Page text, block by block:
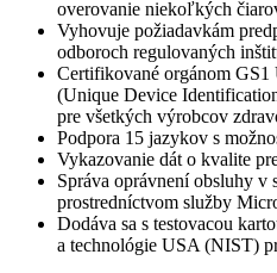
overovanie niekoľkých
Vyhovuje požiadavkám
odboroch regulovaných
Certifikované orgánom
(Unique Device
pre všetkých výrobcov
Podpora 15 jazykov s
Vykazovanie dát o kvalite
Správa oprávnení obsluhy
prostredníctvom služby
Dodáva sa s testovacou
a technológie USA (NIST)